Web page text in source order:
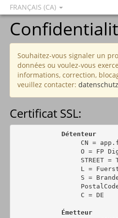
FRANÇAIS (CA)
Souhaitez-vous signaler un
données ou voulez-vous
informations, correction,
veuillez contacter:
Certificat SSL:
Détenteur
CN =
O = FP
STREET =
L =
S =
                 C = DE
Émetteur